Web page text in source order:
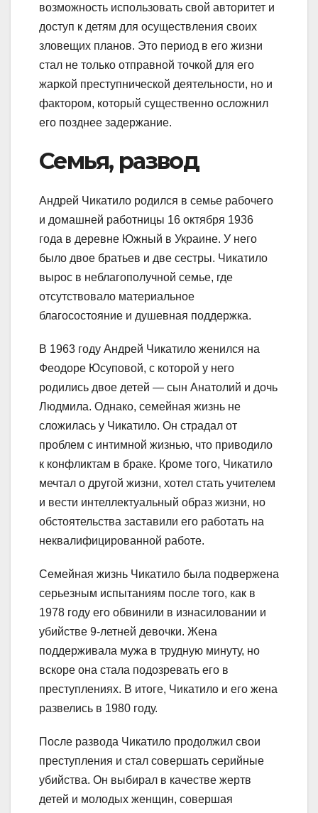
возможность использовать свой авторитет и
доступ к детям для осуществления своих
зловещих планов. Это период в его жизни
стал не только отправной точкой для его
жаркой преступнической деятельности, но и
фактором, который существенно осложнил
его позднее задержание.
Семья, развод
Андрей Чикатило родился в семье рабочего
и домашней работницы 16 октября 1936
года в деревне Южный в Украине. У него
было двое братьев и две сестры. Чикатило
вырос в неблагополучной семье, где
отсутствовало материальное
благосостояние и душевная поддержка.
В 1963 году Андрей Чикатило женился на
Феодоре Юсуповой, с которой у него
родились двое детей — сын Анатолий и дочь
Людмила. Однако, семейная жизнь не
сложилась у Чикатило. Он страдал от
проблем с интимной жизнью, что приводило
к конфликтам в браке. Кроме того, Чикатило
мечтал о другой жизни, хотел стать учителем
и вести интеллектуальный образ жизни, но
обстоятельства заставили его работать на
неквалифицированной работе.
Семейная жизнь Чикатило была подвержена
серьезным испытаниям после того, как в
1978 году его обвинили в изнасиловании и
убийстве 9-летней девочки. Жена
поддерживала мужа в трудную минуту, но
вскоре она стала подозревать его в
преступлениях. В итоге, Чикатило и его жена
развелись в 1980 году.
После развода Чикатило продолжил свои
преступления и стал совершать серийные
убийства. Он выбирал в качестве жертв
детей и молодых женщин, совершая